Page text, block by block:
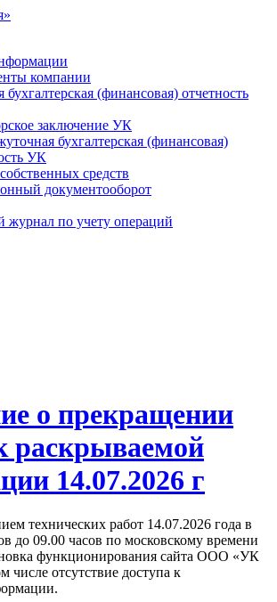
компании
бухгалтерская (финансовая) отчетность
заключение УК
бухгалтерская (финансовая)
УК
средств
документооборот
журнал по учету операций
о прекращении
раскрываемой
14.07.2026 г
технических работ 14.07.2026 года в
до 09.00 часов по московскому времени
функционирования сайта ООО «УК
числе отсутствие доступа к